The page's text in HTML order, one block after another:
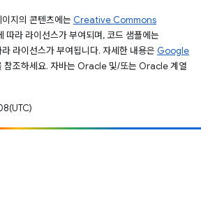
지의 콘텐츠에는 Creative Commons
따라 라이선스가 부여되며, 코드 샘플에는
라 라이선스가 부여됩니다. 자세한 내용은 Google
참조하세요. 자바는 Oracle 및/또는 Oracle 계열